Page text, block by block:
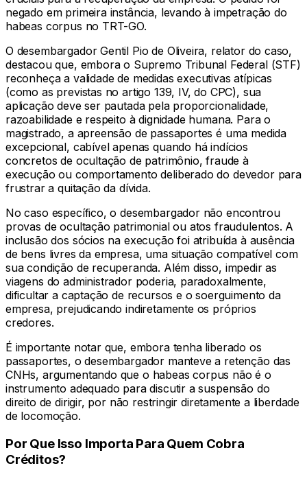
negado em primeira instância, levando à impetração do
habeas corpus no TRT-GO.
O desembargador Gentil Pio de Oliveira, relator do caso,
destacou que, embora o Supremo Tribunal Federal (STF)
reconheça a validade de medidas executivas atípicas
(como as previstas no artigo 139, IV, do CPC), sua
aplicação deve ser pautada pela proporcionalidade,
razoabilidade e respeito à dignidade humana. Para o
magistrado, a apreensão de passaportes é uma medida
excepcional, cabível apenas quando há indícios
concretos de ocultação de patrimônio, fraude à
execução ou comportamento deliberado do devedor para
frustrar a quitação da dívida.
No caso específico, o desembargador não encontrou
provas de ocultação patrimonial ou atos fraudulentos. A
inclusão dos sócios na execução foi atribuída à ausência
de bens livres da empresa, uma situação compatível com
sua condição de recuperanda. Além disso, impedir as
viagens do administrador poderia, paradoxalmente,
dificultar a captação de recursos e o soerguimento da
empresa, prejudicando indiretamente os próprios
credores.
É importante notar que, embora tenha liberado os
passaportes, o desembargador manteve a retenção das
CNHs, argumentando que o habeas corpus não é o
instrumento adequado para discutir a suspensão do
direito de dirigir, por não restringir diretamente a liberdade
de locomoção.
Por Que Isso Importa Para Quem Cobra
Créditos?